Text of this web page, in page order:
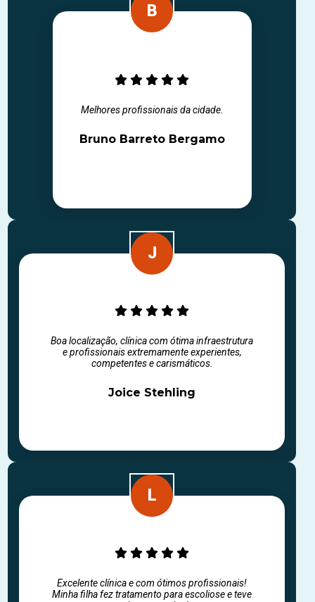
Melhores profissionais da cidade.
Bruno Barreto Bergamo
Boa localização, clínica com ótima infraestrutura
e profissionais extremamente experientes,
competentes e carismáticos.
Joice Stehling
Excelente clínica e com ótimos profissionais!
Minha filha fez tratamento para escoliose e teve